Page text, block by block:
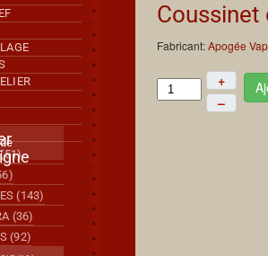
(143)
(36)
(92)
Coussinet
Fabricant:Apogée
+
–